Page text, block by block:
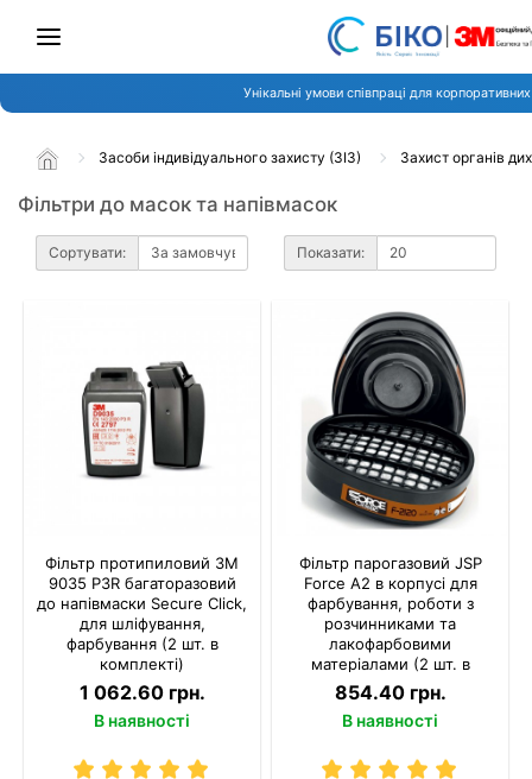
Унікальні умови співпраці для
Засоби індивідуального захисту (ЗІЗ) Захист органів
Фільтри до масок та напівмасок
Сортувати: Показати:
Фільтр протипиловий 3M
9035 P3R багаторазовий
до напівмаски Secure Click,
для шліфування,
фарбування (2 шт. в
комплекті)
1 062.60 грн.
В наявності
Фільтр парогазовий JSP
Force A2 в корпусі для
фарбування, роботи з
розчинниками та
лакофарбовими
матеріалами (2 шт. в
комплекті)
854.40 грн.
В наявності